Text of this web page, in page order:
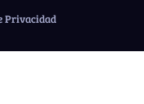
Privacidad